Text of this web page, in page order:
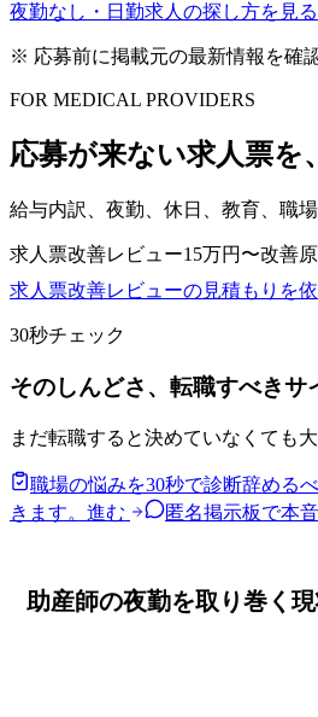
夜勤なし・日勤求人の探し方を見る
※ 応募前に掲載元の最新情報を確
FOR MEDICAL PROVIDERS
応募が来ない求人票を
給与内訳、夜勤、休日、教育、職
求人票改善レビュー15万円〜改善
求人票改善レビューの見積もりを
30秒チェック
そのしんどさ、転職すべきサ
まだ転職すると決めていなくても
職場の悩みを30秒で診断辞める
きます。 進む 匿名掲示板で本
助産師の夜勤を取り巻く